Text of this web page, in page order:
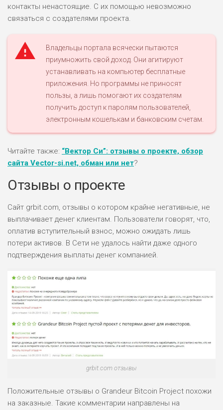
контакты ненастоящие. С их помощью невозможно
связаться с создателями проекта.
Владельцы портала всячески пытаются
приумножить свой доход. Они агитируют
устанавливать на компьютер бесплатные
приложения. Но программы не приносят
пользы, а лишь помогают их создателям
получить доступ к паролям пользователей,
электронным кошелькам и банковским счетам.
Читайте также: “Вектор Си”: отзывы о проекте, обзор
сайта Vector-si.net, обман или нет?
Отзывы о проекте
Сайт grbit.com, отзывы о котором крайне негативные, не
выплачивает денег клиентам. Пользователи говорят, что,
оплатив вступительный взнос, можно ожидать лишь
потери активов. В Сети не удалось найти даже одного
подтверждения выплаты денег компанией.
grbit.com отзывы
Положительные отзывы о Grandeur Bitcoin Project похожи
на заказные. Такие комментарии направлены на